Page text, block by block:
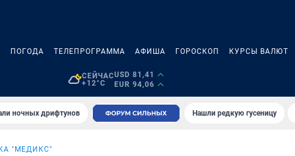
ПОГОДА ТЕЛЕПРОГРАММА АФИША ГОРОСКОП КУРСЫ ВАЛЮТ
СЕЙЧАС
+12°C
USD 81,41
EUR 94,06
ночных дрифтунов Нашли редкую гусеницу
"МЕДИКС"